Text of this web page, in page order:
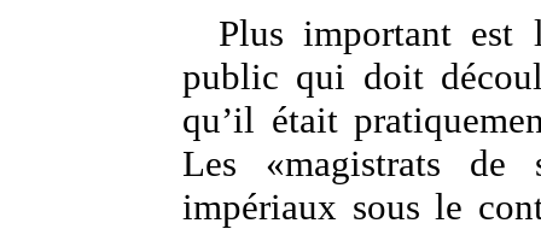
Plus important est
public qui doit
qu’il était
Les «magistrats de
impériaux sous le